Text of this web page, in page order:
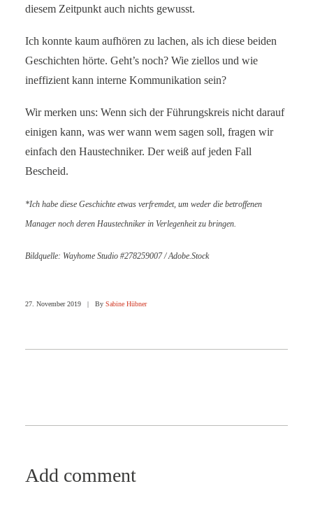
diesem Zeitpunkt auch nichts gewusst.
Ich konnte kaum aufhören zu lachen, als ich diese beiden
Geschichten hörte. Geht’s noch? Wie ziellos und wie
ineffizient kann interne Kommunikation sein?
Wir merken uns: Wenn sich der Führungskreis nicht darauf
einigen kann, was wer wann wem sagen soll, fragen wir
einfach den Haustechniker. Der weiß auf jeden Fall
Bescheid.
*Ich habe diese Geschichte etwas verfremdet, um weder die betroffenen
Manager noch deren Haustechniker in Verlegenheit zu bringen.
Bildquelle: Wayhome Studio #278259007 / Adobe.Stock
27. November 2019 | By Sabine Hübner
Add comment